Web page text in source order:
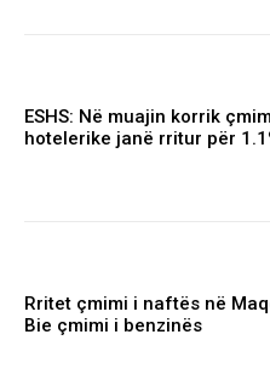
ESHS: Në muajin korrik
hotelerike janë rritur për
Rritet çmimi i naftës në
Bie çmimi i benzinës